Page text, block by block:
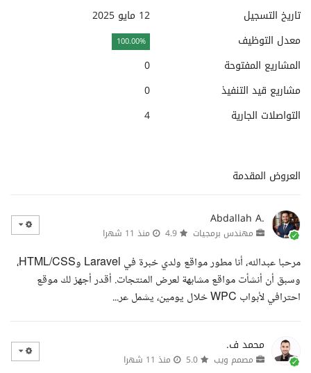
تاريخ التسجيل
12 مايو 2025
معدل التوظيف
100.00%
المشاريع المفتوحة
0
مشاريع قيد التنفيذ
0
التواصلات الجارية
4
العروض المقدمة
Abdallah A.
مهندس برمجيات منذ 11 شهرا
مرحبا عبدالله، أنا مطور مواقع ولدي خبرة في Laravel وHTML/CSS،
وسبق أن أنشأت مواقع مشابهة لعرض المنتجات. أقدر أجهز لك موقع
احترافي لأبواب WPC خلال يومين، يشمل عر...
محمد ف.
مصمم ويب منذ 11 شهرا